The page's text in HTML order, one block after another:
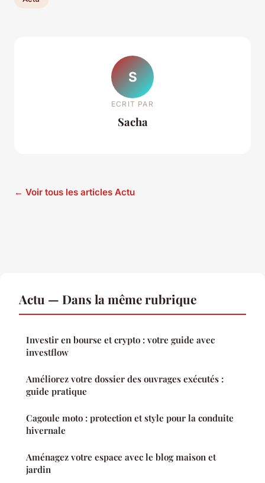
S
ECRIT PAR
Sacha
← Voir tous les articles Actu
Actu — Dans la même rubrique
Investir en bourse et crypto : votre guide avec
investflow
Améliorez votre dossier des ouvrages exécutés :
guide pratique
Cagoule moto : protection et style pour la conduite
hivernale
Aménagez votre espace avec le blog maison et
jardin